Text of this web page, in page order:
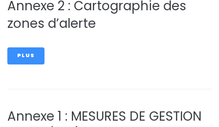
Annexe 2 : Cartographie des
zones d’alerte
PLUS
Annexe 1 : MESURES DE GESTION